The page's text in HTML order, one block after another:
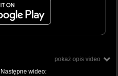
pokaż opis video
Następne wideo: